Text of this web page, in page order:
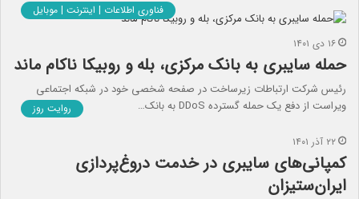
فناوری اطلاعات | اینترنت | موبایل
۱۶ دی ۱۴۰۱
حمله سایبری به بانک مرکزی، بله و روبیکا ناکام ماند
رئیس شرکت ارتباطات زیرساخت در صفحه شخصی خود در شبکه اجتماعی
ویراست از دفع یک حمله گسترده DDoS به بانک…
روایت روز
۲۲ آذر ۱۴۰۱
کمپانی‌های سایبری در خدمت دروغ‌پردازی‌
ایران‌ستیزان